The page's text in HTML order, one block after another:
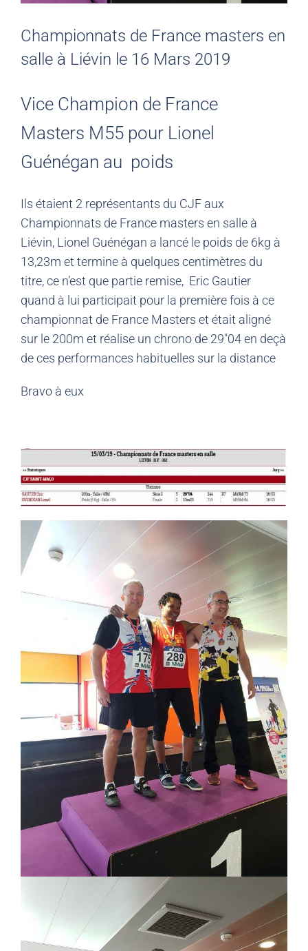
Championnats de France masters en
salle à Liévin le 16 Mars 2019
Vice Champion de France
Masters M55 pour Lionel
Guénégan au poids
Ils étaient 2 représentants du CJF aux
Championnats de France masters en salle à
Liévin, Lionel Guénégan a lancé le poids de 6kg à
13,23m et termine à quelques centimètres du
titre, ce n’est que partie remise, Eric Gautier
quand à lui participait pour la première fois à ce
championnat de France Masters et était aligné
sur le 200m et réalise un chrono de 29″04 en deçà
de ces performances habituelles sur la distance
Bravo à eux